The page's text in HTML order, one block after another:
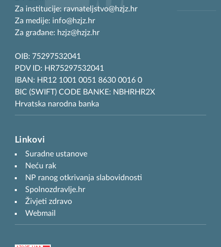
Za institucije: ravnateljstvo@hzjz.hr
Za medije: info@hzjz.hr
Za građane: hzjz@hzjz.hr
OIB: 75297532041
PDV ID: HR75297532041
IBAN: HR12 1001 0051 8630 0016 0
BIC (SWIFT) CODE BANKE: NBHRHR2X
Hrvatska narodna banka
Linkovi
Suradne ustanove
Neću rak
NP ranog otkrivanja slabovidnosti
Spolnozdravlje.hr
Živjeti zdravo
Webmail